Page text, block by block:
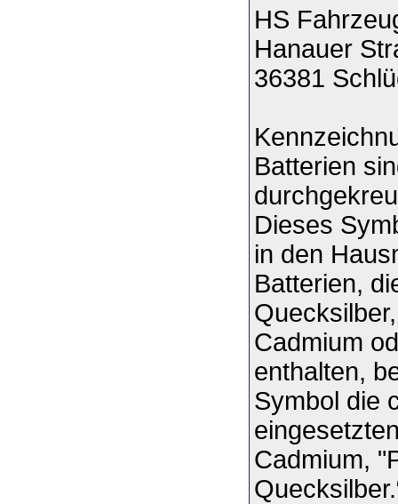
HS
Hanauer
36381
Batterien
Dieses
in den
Batterien,
Cadmium
enthalten,
Symbol die
Cadmium,